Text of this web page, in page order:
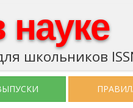
науке
школьников